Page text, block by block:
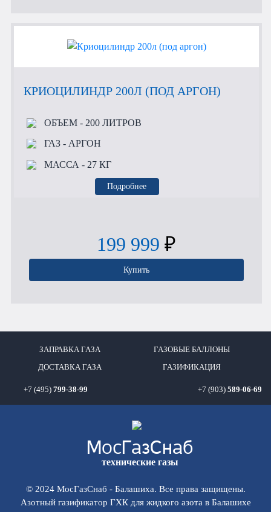
КРИОЦИЛИНДР 200Л (ПОД АРГОН)
ОБЪЕМ- 200 ЛИТРОВ
ГАЗ- АРГОН
МАССА - 27 КГ
Подробнее
199 999 ₽
Купить
ЗАПРАВКА ГАЗА ГАЗОВЫЕ БАЛЛОНЫ
ДОСТАВКА ГАЗА ГАЗИФИКАЦИЯ
+7 (495) 799-38-99 +7 (903) 589-06-69
Мос ГазСнаб
технические газы
© 2024 МосГазСнаб - Балашиха. Все права защищены.
Азотный газификатор ГХК для жидкого азота в Балашихе